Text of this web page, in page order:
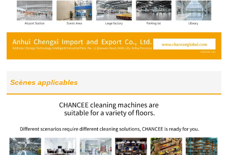
Scènes applicables